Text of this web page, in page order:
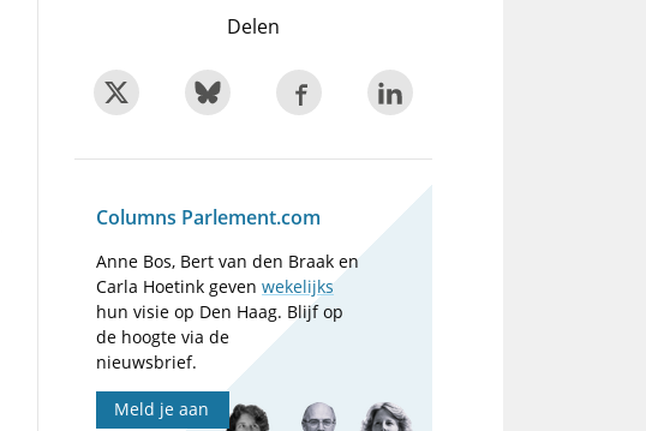
Delen
Columns Parlement.com
Anne Bos, Bert van den Braak en
Carla Hoetink gevenwekelijks
hun visie op Den Haag. Blijf op
de hoogte via de
nieuwsbrief.
Meld je aan